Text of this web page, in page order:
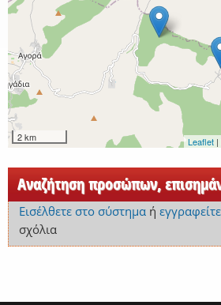
2 km Leaflet |
Αναζήτηση προσώπων,
Εισέλθετε στο σύστημαή εγγραφείτε
σχόλια